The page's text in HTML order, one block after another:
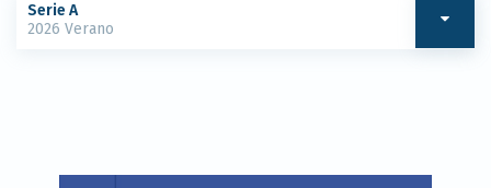
Serie A
2026 Verano